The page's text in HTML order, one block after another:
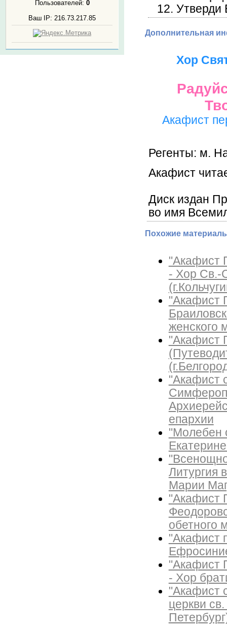
Пользователей: 0
Ваш IP: 216.73.217.85
12. Утверди
Дополнительная
Хор
Акафист
Регенты: м.
Акафист
Диск издан
во имя
Похожие
"Акафист
- Хор Св.-
"Акафист
женского
"Акафист
"Акафист
епархии
"Молебен
Литургия
Марии
"Акафист
обетного
"Акафист
"Акафист
- Хор
"Акафист
церкви